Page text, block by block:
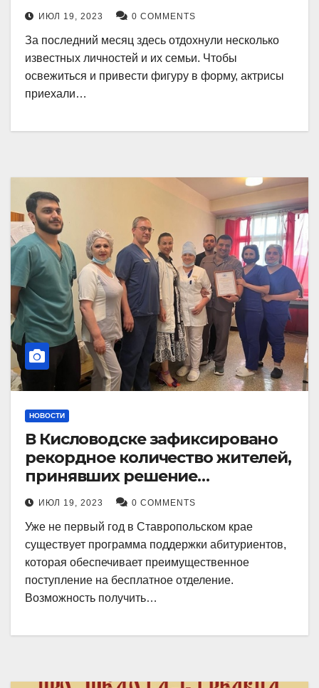
ИЮЛ 19, 2023 0 COMMENTS
За последний месяц здесь отдохнули несколько
известных личностей и их семьи. Чтобы
освежиться и привести фигуру в форму, актрисы
приехали…
НОВОСТИ
В Кисловодске зафиксировано
рекордное количество жителей,
принявших решение
воспользоваться
установленными мерами, с
целью поступления в
медицинский вуз в районе.
ИЮЛ 19, 2023 0 COMMENTS
Уже не первый год в Ставропольском крае
существует программа поддержки абитуриентов,
которая обеспечивает преимущественное
поступление на бесплатное отделение.
Возможность получить…